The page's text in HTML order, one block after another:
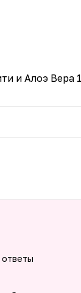
и Алоэ Вера